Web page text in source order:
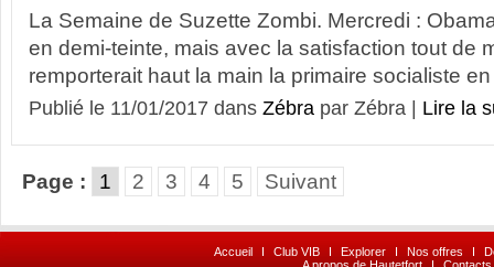
La Semaine de Suzette Zombi. Mercredi :
en demi-teinte, mais avec la satisfaction tout de
remporterait haut la main la primaire socialiste
Publié le 11/01/2017 dans Zébra par Zébra | Lire la
Page : 1 2 3 4 5 Suivant
Accueil I Club VIB I Explorer I Nos offres I